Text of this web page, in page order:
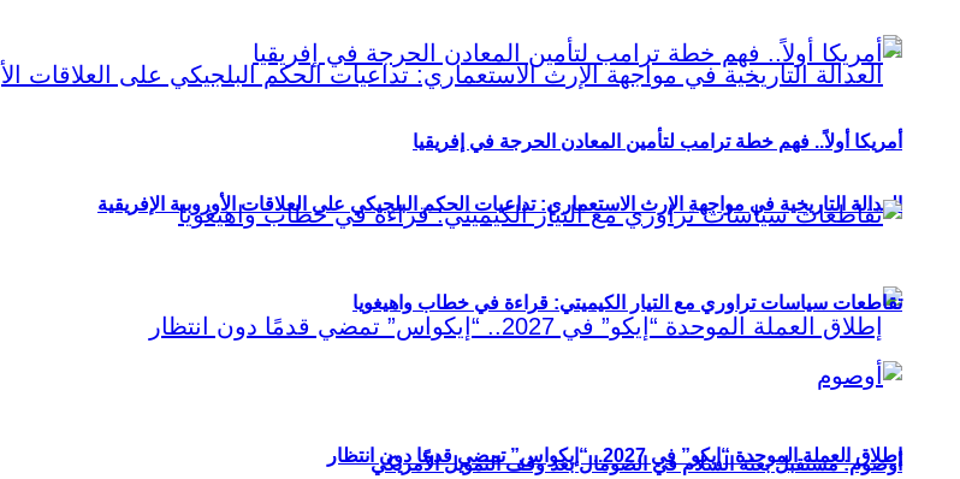
العدالة التاريخية في مواجهة الإرث الاستعماري: تداعيات الحكم البلجيكي على العلاقات الأوروبية الإفريقية
إطلاق العملة الموحدة “إيكو” في 2027.. “إيكواس” تمضي قدمًا دون انتظار
أمريكا أولاً.. فهم خطة ترامب لتأمين المعادن الحرجة في إفريقيا
تقاطعات سياسات تراوري مع التيار الكيميتي: قراءة في خطاب واهيغويا
أوصوم: مستقبل بعثة السلام في الصومال بعد وقف التمويل الأمريكي